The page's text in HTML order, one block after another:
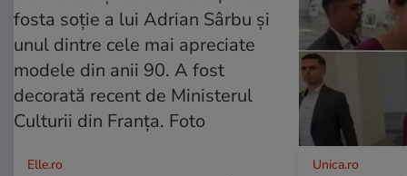
Elle.ro Unica.ro